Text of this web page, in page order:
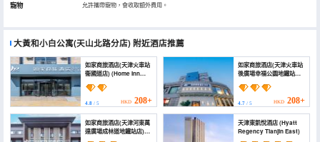
寵物 允許攜帶寵物，會收取額外費用。
大黃和小白公寓(天山北路分店) 附近酒店推薦
如家商旅酒店(天津火車站
衞國道店) (Home Inn
(Waidao Road, Tianjin
Railway Station))
4.8 / 5 HKD 208+
如家商旅酒店(天津火車站
後廣場幸福公園地鐵站店)
(Homeinn Selected
Hotel (Tianjin Railway
Station Rear Square
Xingfu Park Subway
Station))
4.7/ 5 HKD 208+
如家商旅酒店(天津河東萬
達廣場成林道地鐵站店)
(Homeinn Selected
天津東凱悅酒店 (Hyatt
Regency Tianjin East)